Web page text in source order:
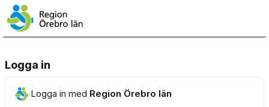
Logga in
Logga in med Region Örebro län